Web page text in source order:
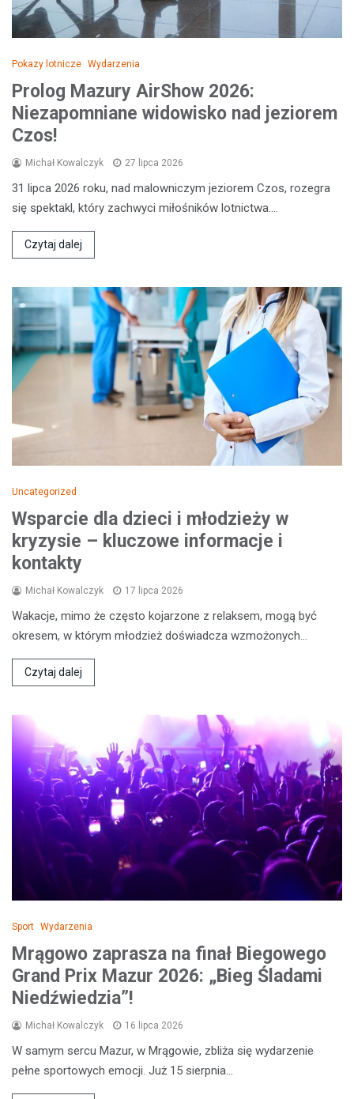
Pokazy lotnicze Wydarzenia
Prolog Mazury AirShow 2026:
Niezapomniane widowisko nad jeziorem
Czos!
Michał Kowalczyk 27 lipca 2026
31 lipca 2026 roku, nad malowniczym jeziorem Czos, rozegra
się spektakl, który zachwyci miłośników lotnictwa.…
Czytaj dalej
Uncategorized
Wsparcie dla dzieci i młodzieży w
kryzysie – kluczowe informacje i
kontakty
Michał Kowalczyk 17 lipca 2026
Wakacje, mimo że często kojarzone z relaksem, mogą być
okresem, w którym młodzież doświadcza wzmożonych…
Czytaj dalej
Sport Wydarzenia
Mrągowo zaprasza na finał Biegowego
Grand Prix Mazur 2026: „Bieg Śladami
Niedźwiedzia”!
Michał Kowalczyk 16 lipca 2026
W samym sercu Mazur, w Mrągowie, zbliża się wydarzenie
pełne sportowych emocji. Już 15 sierpnia…